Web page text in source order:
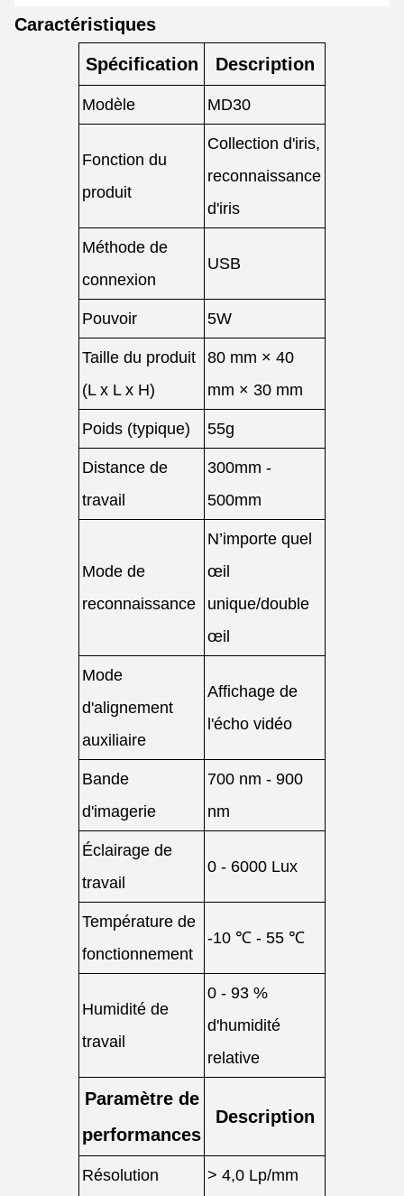
Caractéristiques
Spécification
Description
Modèle MD30
Fonction du
produit
Collection d'iris,
reconnaissance
d'iris
Méthode de
connexion
USB
Pouvoir 5W
Taille du produit
(L x L x H)
80 mm × 40
mm × 30 mm
Poids (typique) 55g
Distance de
travail
300mm -
500mm
Mode de
reconnaissance
N’importe quel
œil
unique/double
œil
Mode
d'alignement
auxiliaire
Affichage de
l'écho vidéo
Bande
d'imagerie
700 nm - 900
nm
Éclairage de
travail
0 - 6000 Lux
Température de
fonctionnement
-10 ℃ - 55 ℃
Humidité de
travail
0 - 93 %
d'humidité
relative
Paramètre de
performances
Description
Résolution > 4,0 Lp/mm